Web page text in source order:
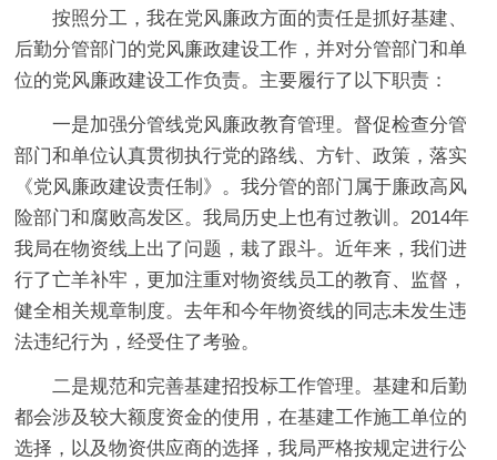
按照分工，我在党风廉政方面的责任是抓好基建、
后勤分管部门的党风廉政建设工作，并对分管部门和单
位的党风廉政建设工作负责。主要履行了以下职责：
一是加强分管线党风廉政教育管理。督促检查分管
部门和单位认真贯彻执行党的路线、方针、政策，落实
《党风廉政建设责任制》。我分管的部门属于廉政高风
险部门和腐败高发区。我局历史上也有过教训。2014年
我局在物资线上出了问题，栽了跟斗。近年来，我们进
行了亡羊补牢，更加注重对物资线员工的教育、监督，
健全相关规章制度。去年和今年物资线的同志未发生违
法违纪行为，经受住了考验。
二是规范和完善基建招投标工作管理。基建和后勤
都会涉及较大额度资金的使用，在基建工作施工单位的
选择，以及物资供应商的选择，我局严格按规定进行公